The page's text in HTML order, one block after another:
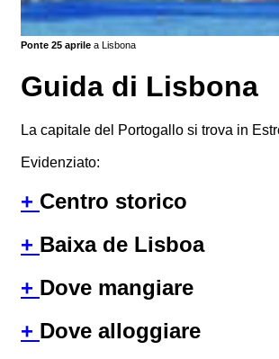
Ponte 25 aprile a Lisbona
Guida di Lisbona
La capitale del Portogallo si trova in
Evidenziato:
+ Centro storico
+ Baixa de Lisboa
+ Dove mangiare
+ Dove alloggiare